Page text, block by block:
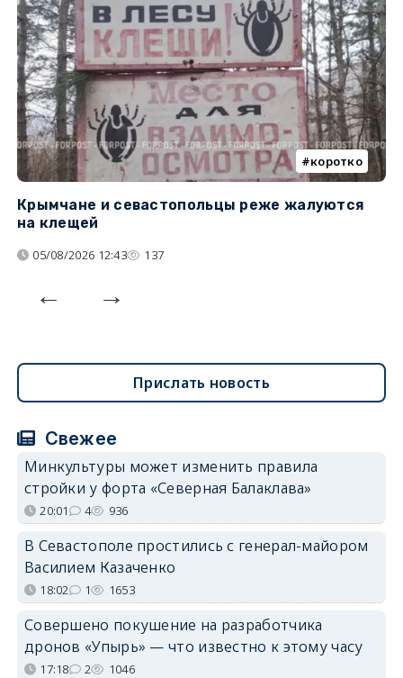
коротко
Крымчане и севастопольцы реже жалуются
на клещей
05/08/2026 12:43 137
Прислать новость
Свежее
Минкультуры может изменить правила
стройки у форта «Северная Балаклава»
20:01 4 936
В Севастополе простились с генерал-майором
Василием Казаченко
18:02 1 1653
Совершено покушение на разработчика
дронов «Упырь» — что известно к этому часу
17:18 2 1046